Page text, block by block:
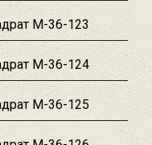
M-36-123
M-36-124
M-36-125